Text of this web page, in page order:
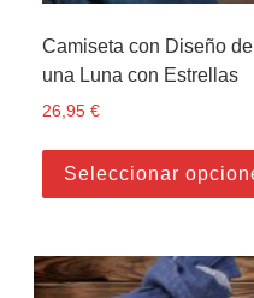
Camiseta con Diseño
una Luna con Estrellas
26,95€
Seleccionar